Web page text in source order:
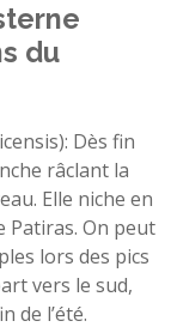
du
Dès fin
râclant la
Elle niche en
Patiras. On peut
lors des pics
vers le sud,
de l’été.